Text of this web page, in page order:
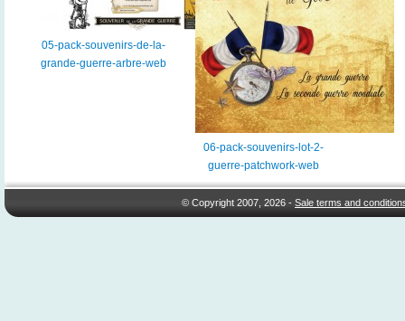
05-pack-souvenirs-de-la-
grande-guerre-arbre-web
06-pack-souvenirs-lot-2-
guerre-patchwork-web
© Copyright 2007, 2026 -Sale terms and